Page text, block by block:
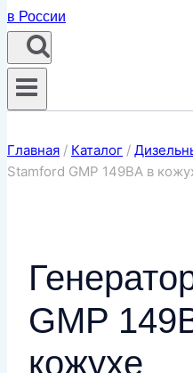
Главная / Каталог /
Stamford GMP 149BA в
GMP
кожухе